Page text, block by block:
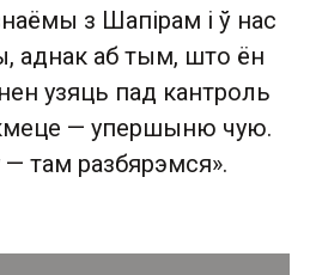
з Шапірам і ў нас
аднак аб тым, што ён
узяць пад кантроль
— упершыню чую.
там разбярэмся».